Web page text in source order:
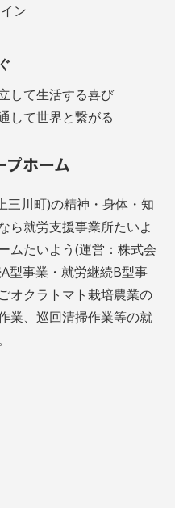
ン
して生活する喜び
して世界と繋がる
プホーム
川町)の精神・身体・知
ら就労支援事業所たいよ
ムたいよう(運営：株式会
型事業・就労継続B型事
オクラトマト栽培農業の
業、巡回清掃作業等の就